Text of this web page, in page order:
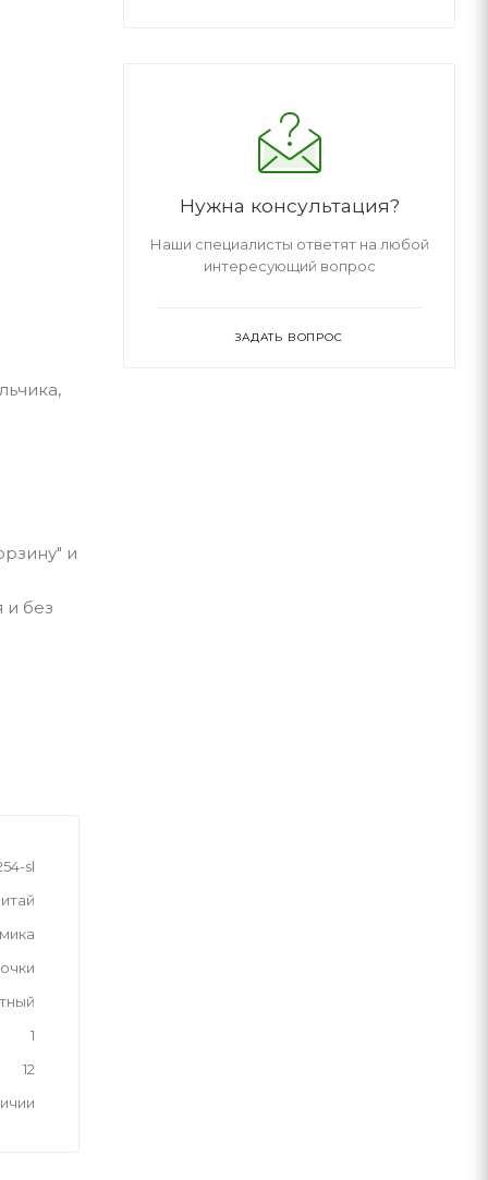
и
и без
sl
1
12
Нужна консультация?
Наши специалисты ответят на любой
интересующий вопрос
ЗАДАТЬ ВОПРОС